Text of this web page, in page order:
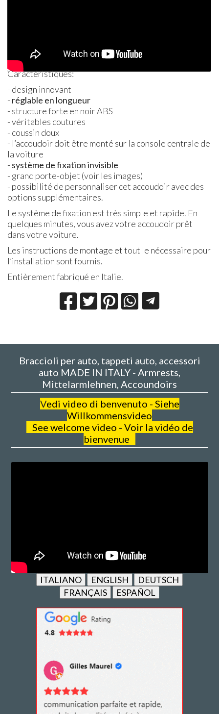
Caractéristiques:
- design innovant
- réglable en longueur
- structure forte en noir ABS
- véritables coutures
- coussin doux
- l’accoudoir doit être monté sur la console centrale de
la voiture
- système de fixation invisible
- grand porte-objet (voir les images)
- possibilité de personnaliser cet accoudoir avec des
options supplémentaires.
Le système de fixation est très simple et rapide. En
quelques minutes, vous avez votre accoudoir prêt
dans votre voiture.
Les instructions de montage et tout le nécessaire pour
l’installation sont fournis.
Entièrement fabriqué en Italie.
Braccioli per auto, tappeti auto, accessori
auto MADE IN ITALY - Armrests,
Mittelarmlehnen, Accoundoirs
Vedi video di benvenuto - Siehe
Willkommensvideo
See welcome video - Voir la vidéo de
bienvenue
ITALIANO ENGLISH
DEUTSCH
FRANÇAIS
ESPAÑOL